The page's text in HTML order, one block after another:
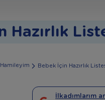
Hazırlık
Hamileyim Bebek İçin Hazırlık
İlkadımlarım